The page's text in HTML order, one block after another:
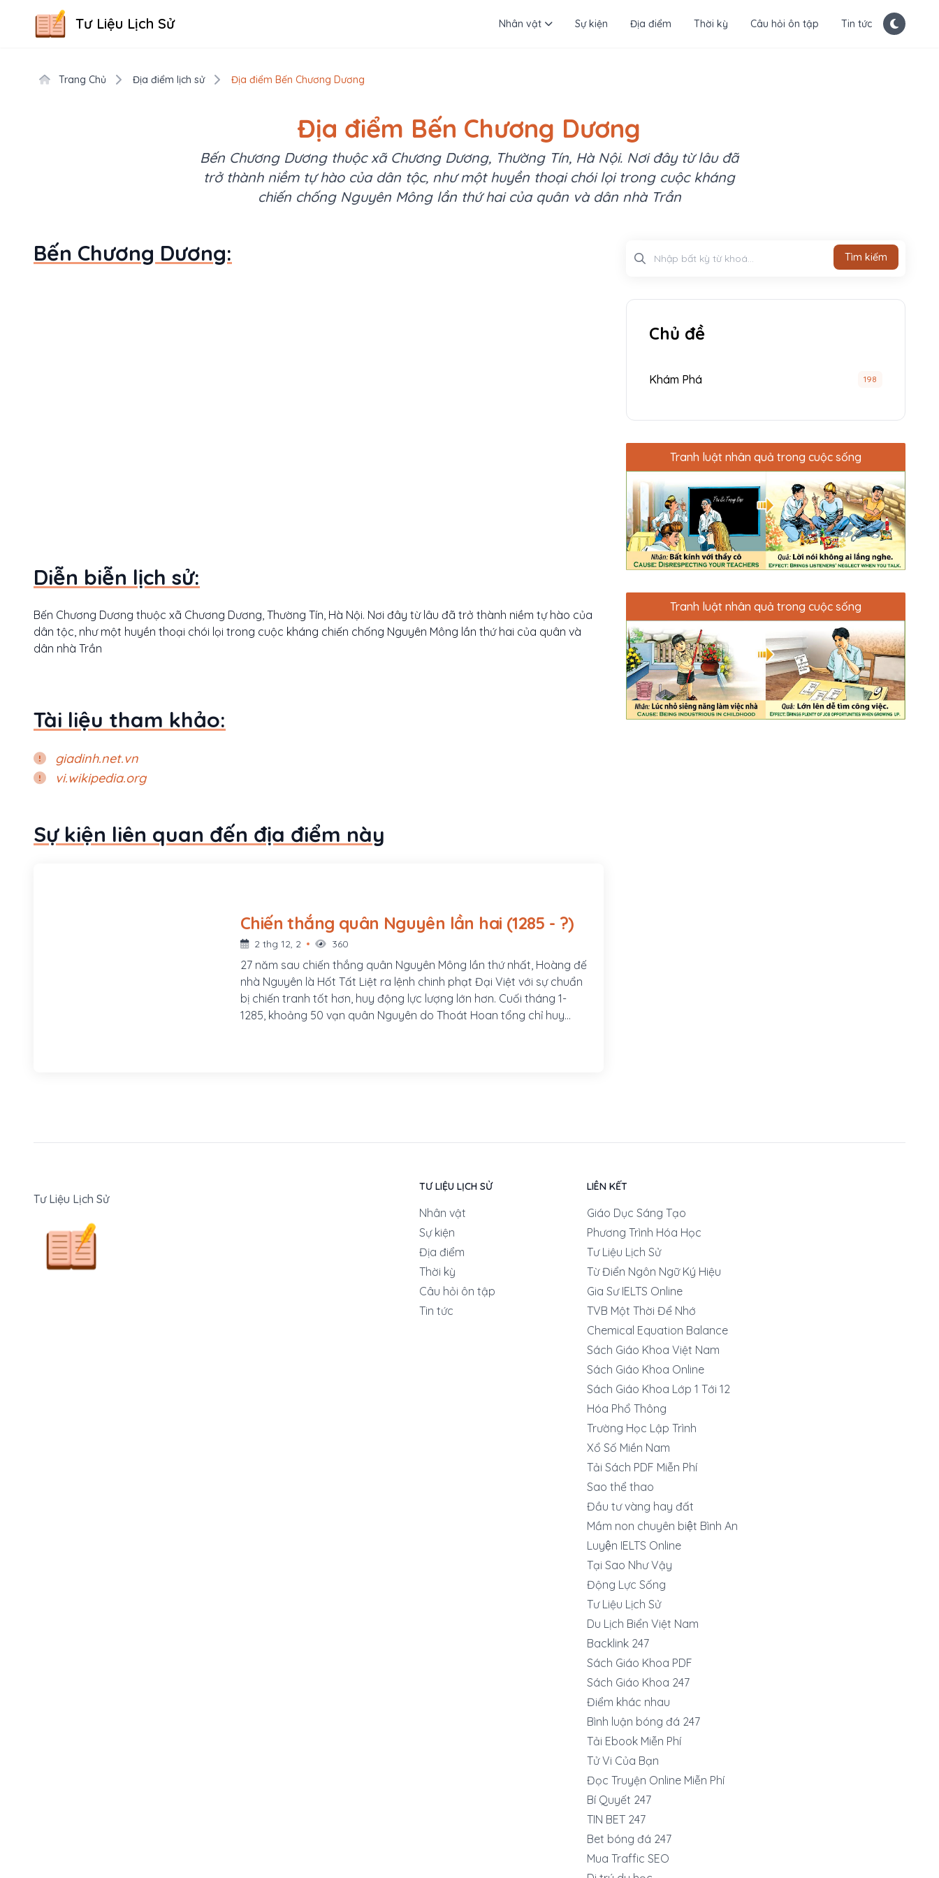
Tư Liệu Lịch Sử Nhân vật Sự kiện Địa điểm Thời kỳ Câu hỏi ôn tập Tin tức
Trang Chủ Địa điểm lịch sử Địa điểm Bến Chương Dương
Địa điểm Bến Chương Dương
Bến Chương Dương thuộc xã Chương Dương, Thường Tín, Hà Nội. Nơi đây từ lâu đã
trở thành niềm tự hào của dân tộc, như một huyền thoại chói lọi trong cuộc kháng
chiến chống Nguyên Mông lần thứ hai của quân và dân nhà Trần
Bến Chương Dương:
Diễn biễn lịch sử:
Bến Chương Dương thuộc xã Chương Dương, Thường Tín, Hà Nội. Nơi đây từ lâu đã trở thành niềm tự hào của
dân tộc, như một huyền thoại chói lọi trong cuộc kháng chiến chống Nguyên Mông lần thứ hai của quân và
dân nhà Trần
Tài liệu tham khảo:
giadinh.net.vn
vi.wikipedia.org
Sự kiện liên quan đến địa điểm này
Chiến thắng quân Nguyên lần hai (1285 - ?)
2 thg 12, 2 360
27 năm sau chiến thắng quân Nguyên Mông lần thứ nhất, Hoàng đế
nhà Nguyên là Hốt Tất Liệt ra lệnh chinh phạt Đại Việt với sự chuẩn
bị chiến tranh tốt hơn, huy động lực lượng lớn hơn. Cuối tháng 1-
1285, khoảng 50 vạn quân Nguyên do Thoát Hoan tổng chỉ huy
Tìm kiếm
Chủ đề
Khám Phá 198
Tranh luật nhân quả trong cuộc sống
Tranh luật nhân quả trong cuộc sống
Tư Liệu Lịch Sử
TƯ LIỆU LỊCH SỬ
Nhân vật
Sự kiện
Địa điểm
Thời kỳ
Câu hỏi ôn tập
Tin tức
LIÊN KẾT
Giáo Dục Sáng Tạo
Phương Trình Hóa Học
Tư Liệu Lịch Sử
Từ Điển Ngôn Ngữ Ký Hiệu
Gia Sư IELTS Online
TVB Một Thời Để Nhớ
Chemical Equation Balance
Sách Giáo Khoa Việt Nam
Sách Giáo Khoa Online
Sách Giáo Khoa Lớp 1 Tới 12
Hóa Phổ Thông
Trường Học Lập Trình
Xổ Số Miền Nam
Tải Sách PDF Miễn Phí
Sao thể thao
Đầu tư vàng hay đất
Mầm non chuyên biệt Bình An
Luyện IELTS Online
Tại Sao Như Vậy
Động Lực Sống
Tư Liệu Lịch Sử
Du Lịch Biển Việt Nam
Backlink 247
Sách Giáo Khoa PDF
Sách Giáo Khoa 247
Điểm khác nhau
Bình luận bóng đá 247
Tải Ebook Miễn Phí
Tử Vi Của Bạn
Đọc Truyện Online Miễn Phí
Bí Quyết 247
TIN BET 247
Bet bóng đá 247
Mua Traffic SEO